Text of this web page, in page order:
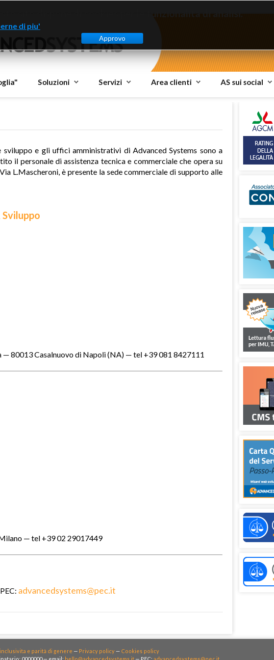
Soluzioni Servizi Area clienti AS sui social
e gli uffici amministrativi di Advanced Systems sono a
il personale di assistenza tecnica e commerciale che opera su
L.Mascheroni, è presente la sede commerciale di supporto alle
80013 Casalnuovo di Napoli (NA) — tel +39 081 8427111
— tel +39 02 29017449
advancedsystems@pec.it
e parità di genere — Privacy policy — Cookies policy
di piu'
Approvo